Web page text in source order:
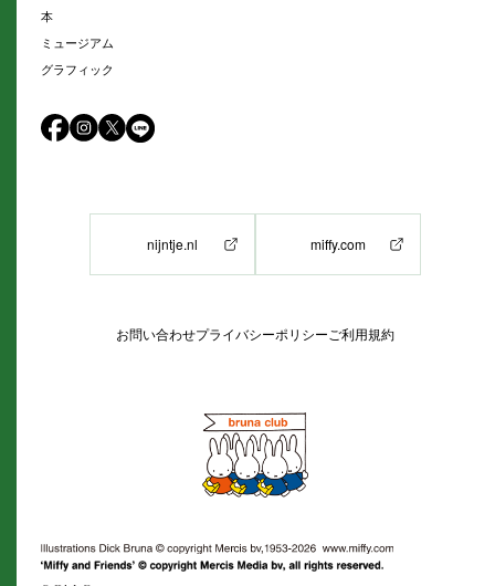
本
ミュージアム
グラフィック
nijntje.nl miffy.com
お問い合わせプライバシーポリシー ご利用規約